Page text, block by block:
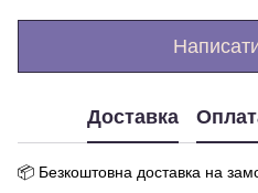
Доставка
📦 Безкоштовна доставка на